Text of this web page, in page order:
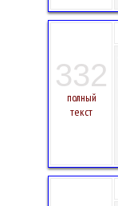
332
полный
текст